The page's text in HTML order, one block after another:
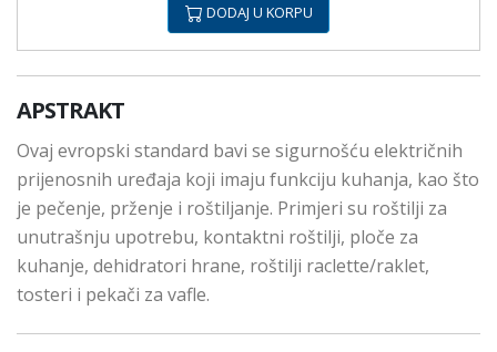
DODAJ U KORPU
APSTRAKT
Ovaj evropski standard bavi se sigurnošću električnih
prijenosnih uređaja koji imaju funkciju kuhanja, kao što
je pečenje, prženje i roštiljanje. Primjeri su roštilji za
unutrašnju upotrebu, kontaktni roštilji, ploče za
kuhanje, dehidratori hrane, roštilji raclette/raklet,
tosteri i pekači za vafle.